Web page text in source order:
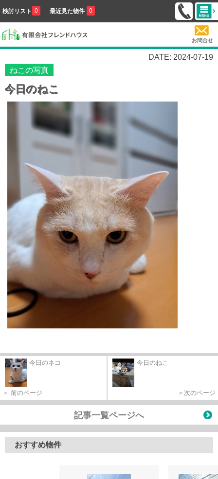
検討リスト 0 最近見た物件 0
お問合せ
DATE: 2024-07-19
ねこの写真
今日のねこ
今日のネコ
＜ 前のページ
今日のねこ
＞次のページ
記事一覧ページへ
おすすめ物件